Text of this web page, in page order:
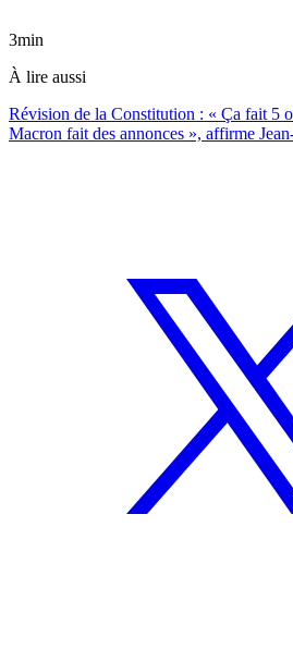
3min
À lire aussi
Révision de la Constitution : « Ça fait 5
Macron fait des annonces », affirme